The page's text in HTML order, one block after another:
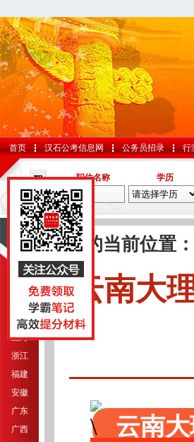
首页 汉石公考信息网 公务员招录 行
职位名称 学历
导航
江苏
上海
浙江
福建
安徽
广东
广西
您的当前位置：
云南大
云南